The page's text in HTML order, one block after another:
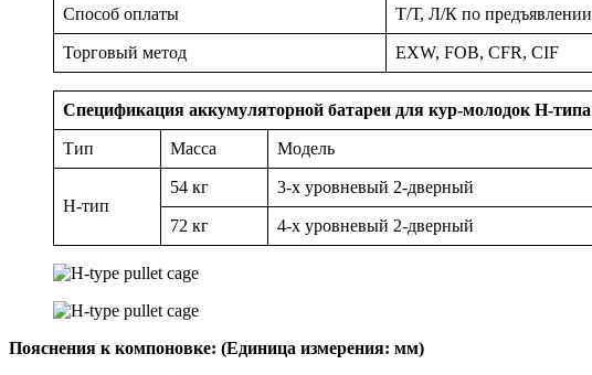
Способ оплаты Т/Т, Л/К по предъявлении
Торговый метод EXW, FOB, CFR, CIF
Спецификация аккумуляторной батареи для кур-молодок H-типа
Тип Масса Модель
H-тип
54 кг 3-х уровневый 2-дверный
72 кг 4-х уровневый 2-дверный
Пояснения к компоновке: (Единица измерения: мм)